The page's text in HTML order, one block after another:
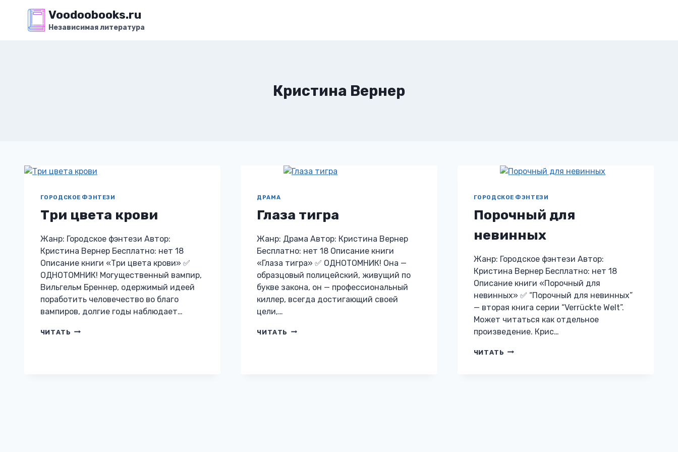
содержимому
Voodoobooks.ru
Независимая литература
Кристина Вернер
ГОРОДСКОЕ ФЭНТЕЗИ
Три цвета крови
Жанр: Городское фэнтези Автор:
Кристина Вернер Бесплатно: нет 18
Описание книги «Три цвета крови» ✅
ОДНОТОМНИК! Могущественный вампир,
Вильгельм Бреннер, одержимый идеей
поработить человечество во благо
вампиров, долгие годы наблюдает…
ЧИТАТЬ ТРИ
ДРАМА
Глаза тигра
Жанр: Драма Автор: Кристина Вернер
Бесплатно: нет 18 Описание книги
«Глаза тигра» ✅ ОДНОТОМНИК! Она —
образцовый полицейский, живущий по
букве закона, он — профессиональный
киллер, всегда достигающий своей
цели,…
ЧИТАТЬ ГЛАЗА
ГОРОДСКОЕ ФЭНТЕЗИ
Порочный для
невинных
Жанр: Городское фэнтези Автор:
Кристина Вернер Бесплатно: нет 18
Описание книги «Порочный для
невинных» ✅ “Порочный для невинных”
— вторая книга серии “Verrückte Welt”.
Может читаться как отдельное
произведение. Крис…
ЧИТАТЬ ПОРОЧНЫЙ